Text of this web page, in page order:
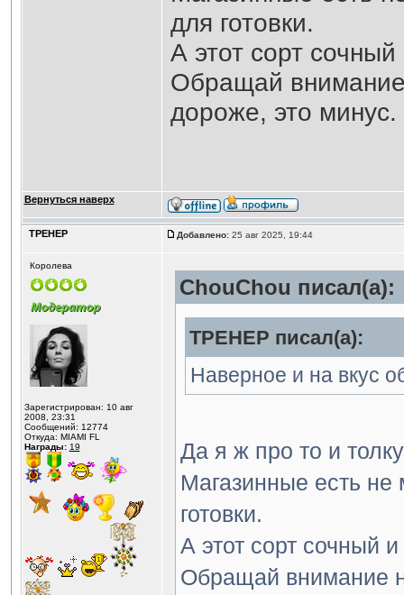
для готовки.
А этот сорт
Обращай
дороже, это минус.
Вернуться наверх
ТРЕНЕР Добавлено:25 авг 2025, 19:44
Королева
Зарегистрирован: 10 авг
2008, 23:31
Сообщений: 12774
Откуда: MIAMI FL
Награды: 19
ChouChou писал(а):
ТРЕНЕР писал(а):
Наверное и на вкус
Да я ж про то и
Магазинные есть не
готовки.
А этот сорт сочный
Обращай внимание